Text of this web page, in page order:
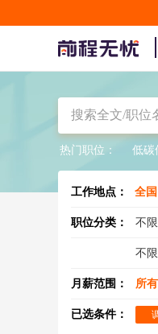
热门职位： 低碳
工作地点： 全国
职位分类： 不限
不限
调度
月薪范围： 所有
已选条件：